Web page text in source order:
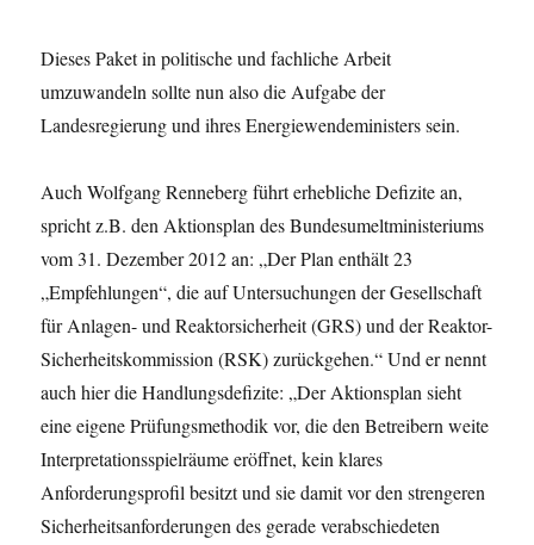
Dieses Paket in politische und fachliche Arbeit
umzuwandeln sollte nun also die Aufgabe der
Landesregierung und ihres Energiewendeministers sein.
Auch Wolfgang Renneberg führt erhebliche Defizite an,
spricht z.B. den Aktionsplan des Bundesumeltministeriums
vom 31. Dezember 2012 an: „Der Plan enthält 23
„Empfehlungen“, die auf Untersuchungen der Gesellschaft
für Anlagen- und Reaktorsicherheit (GRS) und der Reaktor-
Sicherheitskommission (RSK) zurückgehen.“ Und er nennt
auch hier die Handlungsdefizite: „Der Aktionsplan sieht
eine eigene Prüfungsmethodik vor, die den Betreibern weite
Interpretationsspielräume eröffnet, kein klares
Anforderungsprofil besitzt und sie damit vor den strengeren
Sicherheitsanforderungen des gerade verabschiedeten